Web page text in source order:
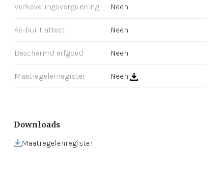
Verkavelingsvergunning Neen
As-built attest Neen
Beschermd erfgoed Neen
Maatregelenregister Neen
Downloads
Maatregelenregister